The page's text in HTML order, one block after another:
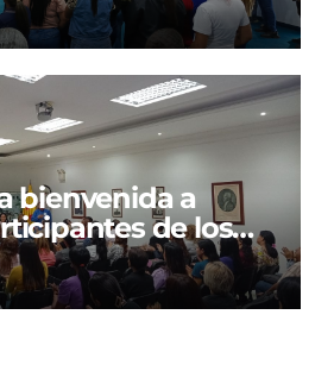
bienvenida a
de los
y Maestrías 2026-